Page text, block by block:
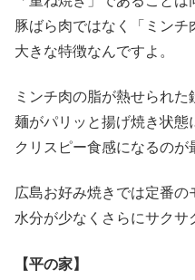
豚ばら肉ではなく「ミン
大きな特徴なんですよ。
ミンチ肉の脂が熱せられた
麺がパリッと揚げ焼き状
クリスピー食感になるのが
広島お好み焼きでは定番の
水分が少なくさらにサクサ
【平の家】